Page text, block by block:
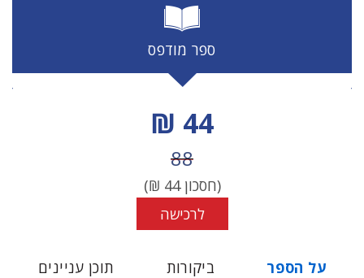
ספר מודפס
מחיר הנחה
44 ₪
מחיר לפני הנחה
88
(חסכון44
₪)
לרכישה
על הספר ביקורות תוכן עניינים